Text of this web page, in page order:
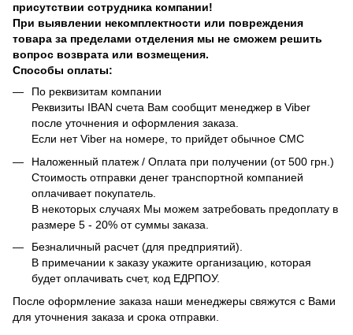
присутствии сотрудника компании!
При выявлении некомплектности или повреждения
товара за пределами отделения мы не сможем решить
вопрос возврата или возмещения.
Способы оплаты:
По реквизитам компании
Реквизиты IBAN счета Вам сообщит менеджер в Viber
после уточнения и оформления заказа.
Если нет Viber на номере, то прийдет обычное СМС
Наложенный платеж / Оплата при получении (от 500 грн.)
Стоимость отправки денег транспортной компанией
оплачивает покупатель.
В некоторых случаях Мы можем затребовать предоплату в
размере 5 - 20% от суммы заказа.
Безналичный расчет (для предприятий).
В примечании к заказу укажите организацию, которая
будет оплачивать счет, код ЕДРПОУ.
После оформление заказа наши менеджеры свяжутся с Вами
для уточнения заказа и срока отправки.